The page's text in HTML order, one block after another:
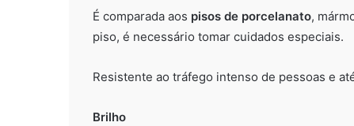
É comparada aos pisos de porcelanato,
piso, é necessário tomar cuidados especiais.
Resistente ao tráfego intenso de pessoas e
Brilho